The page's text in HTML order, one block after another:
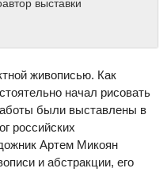
выставки
живописью. Как
начал рисовать
были выставлены в
российских
Артем Микоян
и абстракции, его